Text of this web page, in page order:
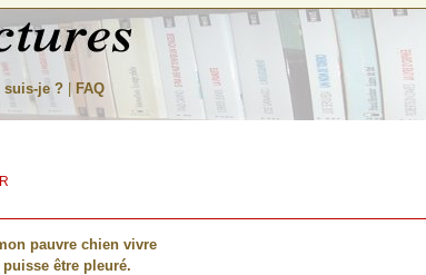
suis-je ? | FAQ
pauvre chien vivre
être pleuré.